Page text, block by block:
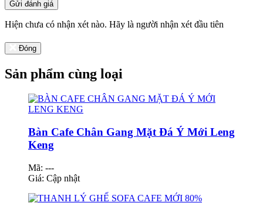
Gửi đánh giá
Hiện chưa có nhận xét nào. Hãy là người nhận xét đầu tiên
Đóng
Sản phẩm cùng loại
Bàn Cafe Chân Gang Mặt Đá Ý Mới Leng
Keng
Mã: ---
Giá: Cập nhật